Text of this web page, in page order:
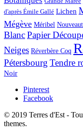
d'après Émile Gallé Lichen
Mégève Méribel
BlancPapier
Neiges Réverbère Coq
Pétersbourg Tendre
Noir
Pinterest
Facebook
© 2019 Terres d'Est -
themes.